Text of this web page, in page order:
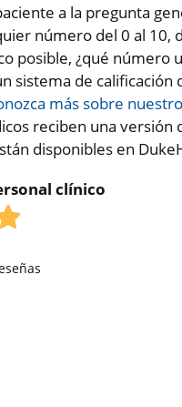
a la pregunta
número del 0 al 10,
posible, ¿qué número
sistema de calificación
más sobre
reciben una versión
disponibles en
clínico